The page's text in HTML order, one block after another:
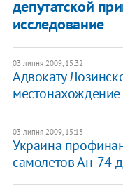
депутатской
исследование
03 липня 2009, 15:32
Адвокату
03 липня 2009, 15:13
Украина
самолетов Ан-74